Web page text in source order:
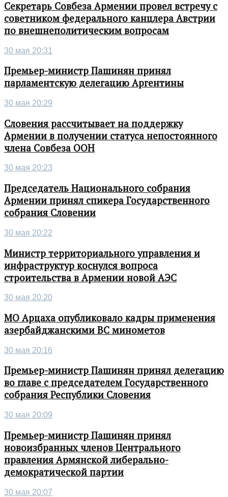
Секретарь Совбеза Армении провел встречу с
советником федерального канцлера Австрии
по внешнеполитическим вопросам
30 мая 20:31
Премьер-министр Пашинян принял
парламентскую делегацию Аргентины
30 мая 20:29
Словения рассчитывает на поддержку
Армении в получении статуса непостоянного
члена Совбеза ООН
30 мая 20:23
Председатель Национального собрания
Армении принял спикера Государственного
собрания Словении
30 мая 20:22
Министр территориального управления и
инфраструктур коснулся вопроса
строительства в Армении новой АЭС
30 мая 20:20
МО Арцаха опубликовало кадры применения
азербайджанскими ВС минометов
30 мая 20:16
Премьер-министр Пашинян принял делегацию
во главе с председателем Государственного
собрания Республики Словения
30 мая 20:09
Премьер-министр Пашинян принял
новоизбранных членов Центрального
правления Армянской либерально-
демократической партии
30 мая 20:07